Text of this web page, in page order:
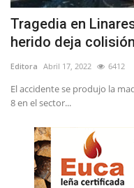
Tragedia en
herido deja
Editora Abril 17, 2022 6412
El accidente se produjo la
8 en el sector...